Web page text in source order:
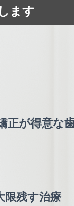
ます
正が得意な
限残す治療